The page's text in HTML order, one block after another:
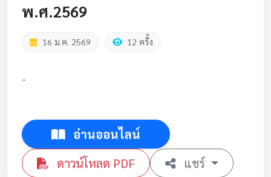
พ.ศ.2569
16 ม.ค. 2569 12 ครั้ง
-
อ่านออนไลน์
ดาวน์โหลด PDF
แชร์